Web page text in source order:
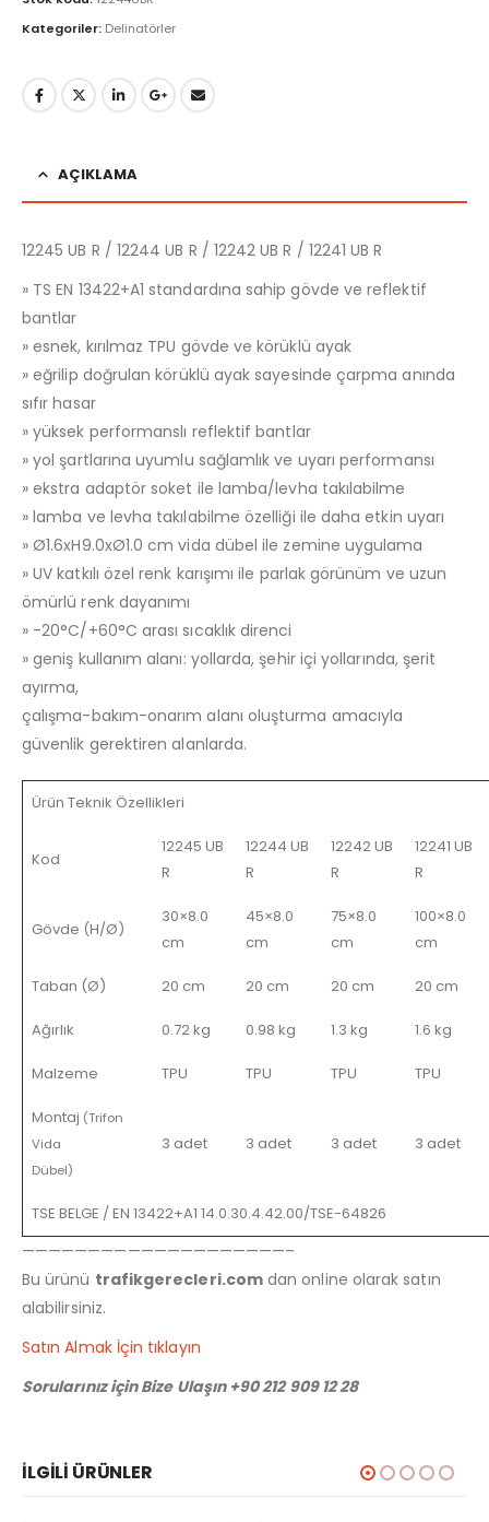
Kategoriler: Delinatörler
AÇIKLAMA
12245 UB R / 12244 UB R / 12242 UB R / 12241 UB R
» TS EN 13422+A1 standardına sahip gövde ve reflektif
bantlar
» esnek, kırılmaz TPU gövde ve körüklü ayak
» eğrilip doğrulan körüklü ayak sayesinde çarpma anında
sıfır hasar
» yüksek performanslı reflektif bantlar
» yol şartlarına uyumlu sağlamlık ve uyarı performansı
» ekstra adaptör soket ile lamba/levha takılabilme
» lamba ve levha takılabilme özelliği ile daha etkin uyarı
» Ø1.6xH9.0xØ1.0 cm vida dübel ile zemine uygulama
» UV katkılı özel renk karışımı ile parlak görünüm ve uzun
ömürlü renk dayanımı
» -20°C/+60°C arası sıcaklık direnci
» geniş kullanım alanı: yollarda, şehir içi yollarında, şerit
ayırma,
çalışma-bakım-onarım alanı oluşturma amacıyla
güvenlik gerektiren alanlarda.
Ürün Teknik Özellikleri
Kod
12245 UB
R
12244 UB
R
12242 UB
R
12241 UB
R
Gövde (H/Ø)
30×8.0
cm
45×8.0
cm
75×8.0
cm
100×8.0
cm
Taban (Ø) 20 cm 20 cm 20 cm 20 cm
Ağırlık 0.72 kg 0.98 kg 1.3 kg 1.6 kg
Malzeme TPU TPU TPU TPU
Montaj (Trifon
Vida
Dübel)
3 adet 3 adet 3 adet 3 adet
TSE BELGE / EN 13422+A1 14.0.30.4.42.00/TSE-64826
————————————————————–
Bu ürünü trafikgerecleri.comdan online olarak satın
alabilirsiniz.
Satın Almak İçin tıklayın
Sorularınız için Bize Ulaşın +90 212 909 12 28
İLGILI ÜRÜNLER